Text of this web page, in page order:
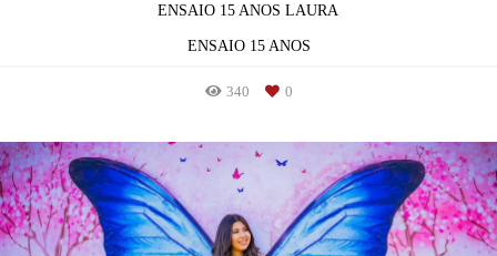
ENSAIO 15 ANOS LAURA
ENSAIO 15 ANOS
340 0